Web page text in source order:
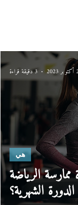
الرياضة
الدورة الشهرية؟
هي
3 دقيقة قراءة